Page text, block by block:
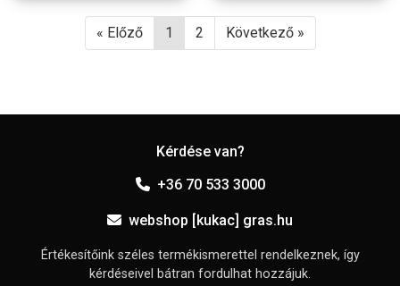
« Előző 1 2 Következő »
Kérdése van?
+36 70 533 3000
webshop [kukac] gras.hu
Értékesítőink széles termékismerettel rendelkeznek, így
kérdéseivel bátran fordulhat hozzájuk.